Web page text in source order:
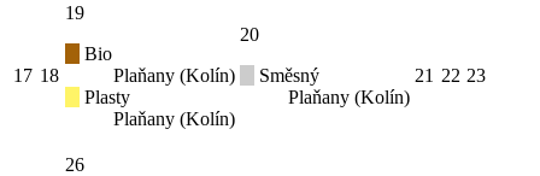
17 18
19
Bio
Plaňany (Kolín)
Plasty
Plaňany (Kolín)
20
Směsný
Plaňany (Kolín)
21 22 23
26